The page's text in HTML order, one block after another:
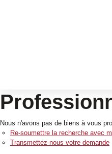
Nous n'avons pas de biens à vous
Re-soumettre la recherche avec
Transmettez-nous votre demande